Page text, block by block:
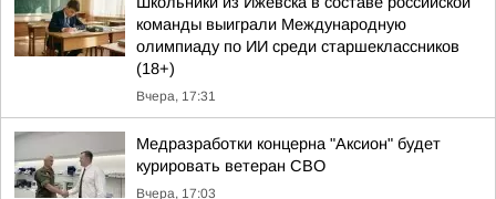
команды выиграли Международную
олимпиаду по ИИ среди старшеклассников
(18+)
Вчера, 17:31
Медразработки концерна "Аксион" будет
курировать ветеран СВО
Вчера, 17:03